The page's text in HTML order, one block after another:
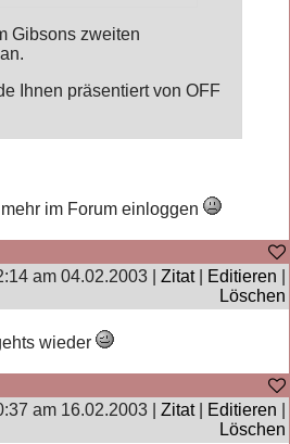
Gibsons zweiten
Ihnen präsentiert von OFF
im Forum einloggen
am 04.02.2003 | Zitat| Editieren
Löschen
wieder
am 16.02.2003 | Zitat| Editieren
Löschen